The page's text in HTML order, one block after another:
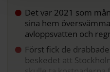
Det var 2021 som
sina hem
avloppsvatten och
Först fick de
beskedet att